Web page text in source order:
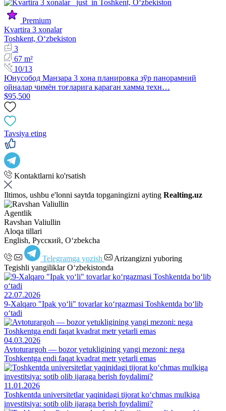
Premium
Kvartira 3 xonalar
Toshkent, Oʻzbekiston
3
67 m²
10/13
Юнусобод Манзара 3 хона планировка зўр панорамний
ойналар чимён тоғларига қараган хамма техн…
$95,500
Tavsiya eting
Kontaktlarni ko'rsatish
Iltimos, ushbu e'lonni saytda topganingizni ayting Realting.uz
Agentlik
Ravshan Valiullin
Aloqa tillari
English, Русский, Oʻzbekcha
Telegramga yozish
Arizangizni yuboring
Tegishli yangiliklar O‘zbekistonda
22.07.2026
9-Xalqaro "Ipak yo‘li" tovarlar ko‘rgazmasi Toshkentda bo‘lib
o‘tadi
04.03.2026
Avtoturargoh — bozor yetukligining yangi mezoni: nega
Toshkentga endi faqat kvadrat metr yetarli emas
11.01.2026
Toshkentda universitetlar yaqinidagi tijorat ko‘chmas mulkiga
investitsiya: sotib olib ijaraga berish foydalimi?